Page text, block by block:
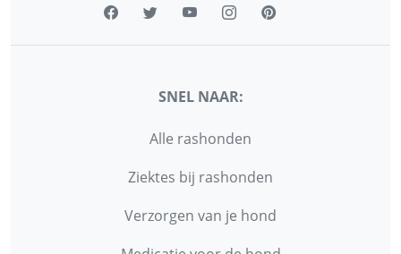
SNEL NAAR:
Alle rashonden
Ziektes bij rashonden
Verzorgen van je hond